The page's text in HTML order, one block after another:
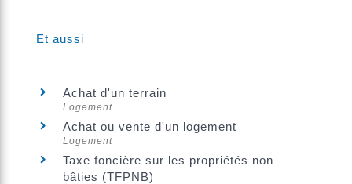
Et aussi
Achat d'un terrain
Logement
Achat ou vente d'un logement
Logement
Taxe foncière sur les propriétés non
bâties (TFPNB)